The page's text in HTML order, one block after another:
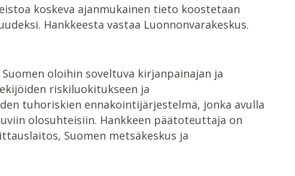
koskeva ajanmukainen tieto koostetaan
Hankkeesta vastaa Luonnonvarakeskus.
oloihin soveltuva kirjanpainajan ja
riskiluokitukseen ja
tuhoriskien ennakointijärjestelmä, jonka avulla
olosuhteisiin. Hankkeen päätoteuttaja on
Suomen metsäkeskus ja